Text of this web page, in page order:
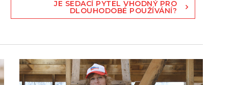
JE SEDACÍ PYTEL VHODNÝ PRO
DLOUHODOBÉ POUŽÍVÁNÍ?